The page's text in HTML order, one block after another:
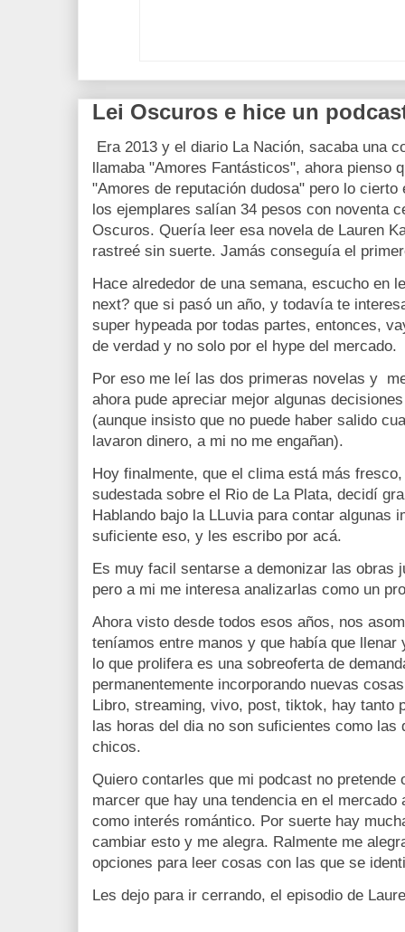
Lei Oscuros e hice un
Era 2013 y el diario La Nación, sacaba una
llamaba "Amores Fantásticos", ahora pienso
"Amores de reputación dudosa" pero lo
los ejemplares salían 34 pesos con noventa
Oscuros. Quería leer esa novela de Lauren
rastreé sin suerte. Jamás conseguía el
Hace alrededor de una semana, escucho en
next? que si pasó un año, y todavía te
super hypeada por todas partes, entonces,
de verdad y no solo por el hype del mercado.
Por eso me leí las dos primeras novelas y
ahora pude apreciar mejor algunas
(aunque insisto que no puede haber salido
lavaron dinero, a mi no me engañan).
Hoy finalmente, que el clima está más
sudestada sobre el Rio de La Plata, decidí
Hablando bajo la LLuvia para contar algunas
suficiente eso, y les escribo por acá.
Es muy facil sentarse a demonizar las obras
pero a mi me interesa analizarlas como un
Ahora visto desde todos esos años, nos
teníamos entre manos y que había que llenar
lo que prolifera es una sobreoferta de
permanentemente incorporando nuevas
Libro, streaming, vivo, post, tiktok, hay tanto
las horas del dia no son suficientes como las
chicos.
Quiero contarles que mi podcast no pretende
marcer que hay una tendencia en el
como interés romántico. Por suerte hay
cambiar esto y me alegra. Ralmente me
opciones para leer cosas con las que se
Les dejo para ir cerrando, el episodio de